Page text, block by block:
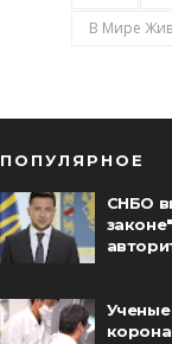
В Мире
ПОПУЛЯРНОЕ
СНБО